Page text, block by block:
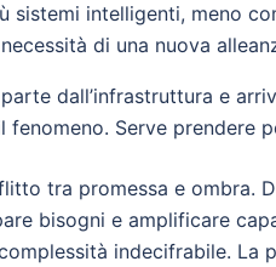
sistemi intelligenti, meno
di una nuova
dall’infrastruttura e
Serve prendere
tra promessa e ombra.
bisogni e amplificare
indecifrabile. La